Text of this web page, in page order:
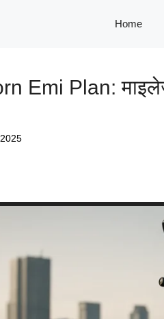
Home
Emi Plan: